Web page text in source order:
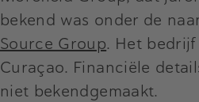
bekend was onder de
Source Group. Het
Curaçao. Financiële
niet bekendgemaakt.